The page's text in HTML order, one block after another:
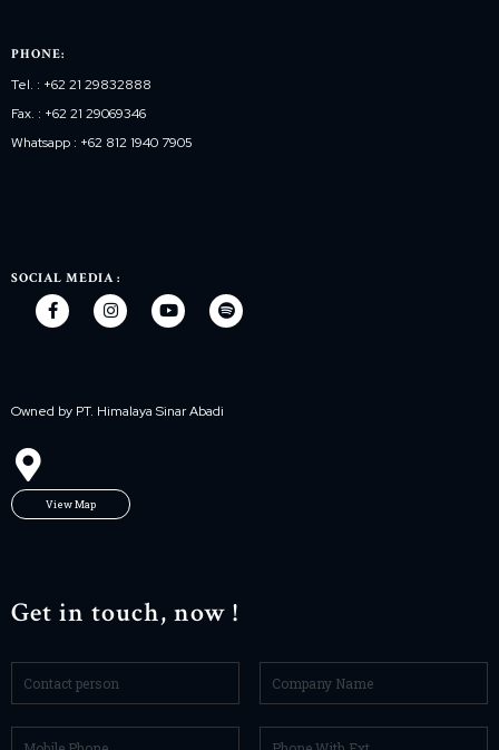
PHONE:
Tel. : +62 21 29832888
Fax. : +62 21 29069346
Whatsapp : +62 812 1940 7905
SOCIAL MEDIA :
Owned by PT. Himalaya Sinar Abadi
View Map
Get in touch, now !